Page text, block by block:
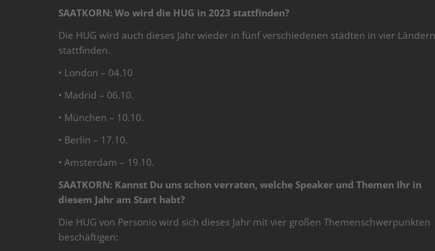
SAATKORN: Wo wird die HUG in 2023 stattfinden?
Die HUG wird auch dieses Jahr wieder in fünf verschiedenen städten in vier Ländern
stattfinden.
• London – 04.10
• Madrid – 06.10.
• München – 10.10.
• Berlin – 17.10.
• Amsterdam – 19.10.
SAATKORN: Kannst Du uns schon verraten, welche Speaker und Themen Ihr in
diesem Jahr am Start habt?
Die HUG von Personio wird sich dieses Jahr mit vier großen Themenschwerpunkten
beschäftigen: